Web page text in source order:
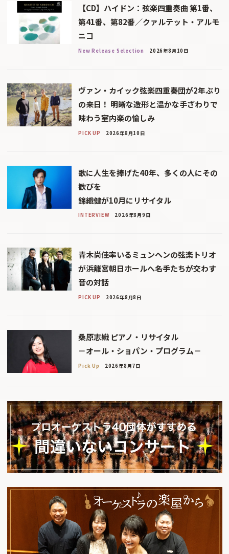
【CD】ハイドン：弦楽四重奏曲 第1番、
第41番、第82番／クァルテット・アルモ
ニコ
New Release Selection 2026年8月10日
ヴァン・カイック弦楽四重奏団が2年ぶり
の来日！ 明晰な造形と温かな手ざわりで
味わう室内楽の愉しみ
PICK UP 2026年8月10日
歌に人生を捧げた40年、多くの人にその
歓びを
錦織健が10月にリサイタル
INTERVIEW 2026年8月9日
青木尚佳率いるミュンヘンの弦楽トリオ
が浜離宮朝日ホールへ――名手たちが交わす
音の対話
PICK UP 2026年8月8日
桑原志織 ピアノ・リサイタル
－オール・ショパン・プログラム－
Pick Up 2026年8月7日